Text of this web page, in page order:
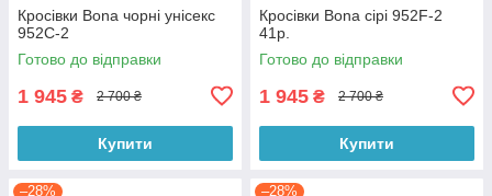
Кросівки Bona чорні унісекс
952C-2
Готово до відправки
1 945 ₴ 2 700 ₴
Купити
Кросівки Bona сірі 952F-2
41р.
Готово до відправки
1 945 ₴ 2 700 ₴
Купити
–28% –28%